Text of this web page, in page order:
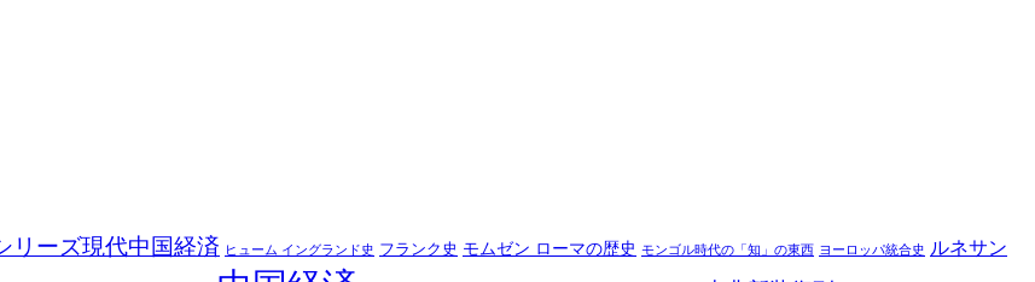
リーズ現代中国経済 ヒューム イングランド史 フランク史 モムゼン ローマの歴史 モンゴル時代の「知」の東西 ヨーロッパ統合史 ルネサン